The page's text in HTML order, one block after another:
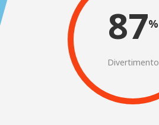
87%
Divertimento